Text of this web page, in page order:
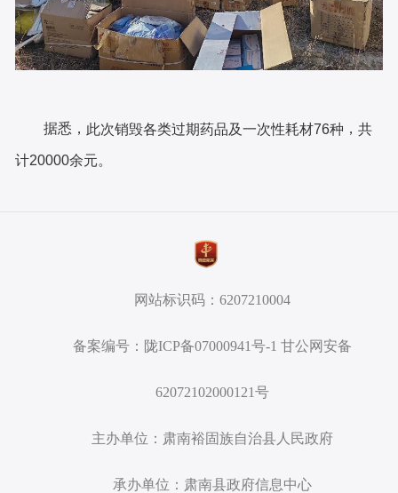
据悉， 此次销毁各类过期药品及一次性耗材76种 ，共
计20000余元。
网站标识码：6207210004
备案编号：陇ICP备07000941号-1 甘公网安备
62072102000121号
主办单位：肃南裕固族自治县人民政府
承办单位：肃南县政府信息中心